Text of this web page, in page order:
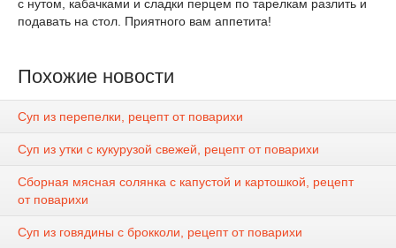
с нутом, кабачками и сладки перцем по тарелкам разлить и
подавать на стол. Приятного вам аппетита!
Похожие новости
Суп из перепелки, рецепт от поварихи
Суп из утки с кукурузой свежей, рецепт от поварихи
Сборная мясная солянка с капустой и картошкой, рецепт
от поварихи
Суп из говядины с брокколи, рецепт от поварихи